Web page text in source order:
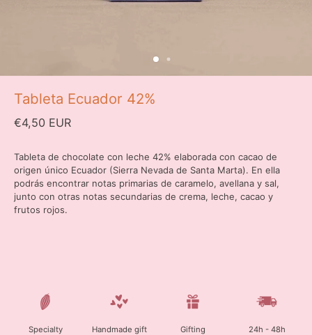
Tableta Ecuador 42%
€4,50 EUR
Tableta de chocolate con leche 42% elaborada con cacao de
origen único Ecuador (Sierra Nevada de Santa Marta). En ella
podrás encontrar notas primarias de caramelo, avellana y sal,
junto con otras notas secundarias de crema, leche, cacao y
frutos rojos.
Specialty
Handmade gift
Gifting
24h - 48h